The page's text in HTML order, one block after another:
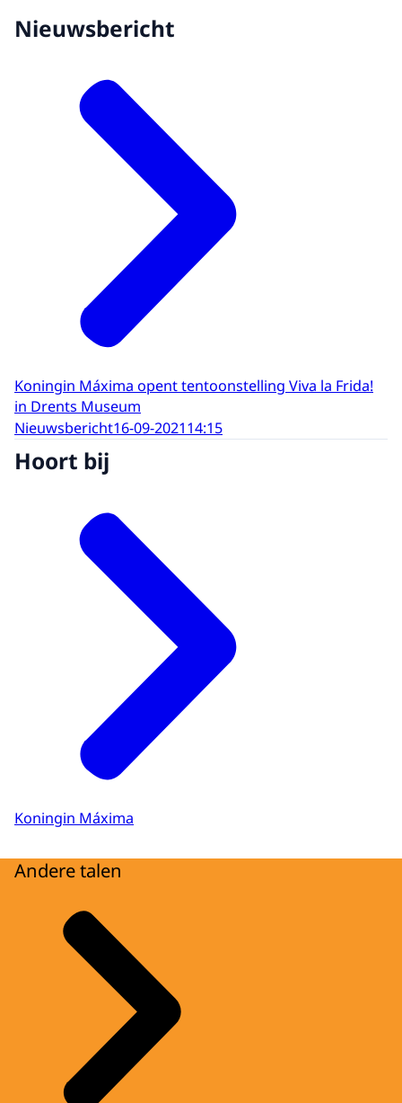
Nieuwsbericht
Koningin Máxima opent tentoonstelling Viva la Frida!
in Drents Museum
Nieuwsbericht16-09-202114:15
Hoort bij
Koningin Máxima
Andere talen